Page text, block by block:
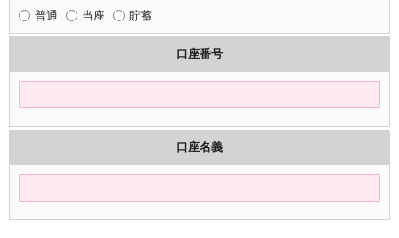
普通 当座 貯蓄
口座番号
口座名義